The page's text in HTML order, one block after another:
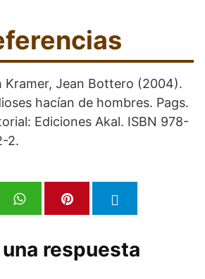
Kramer, Jean Bottero (2004).
hacían de hombres. Pags.
Ediciones Akal. ISBN 978-
2.
respuesta